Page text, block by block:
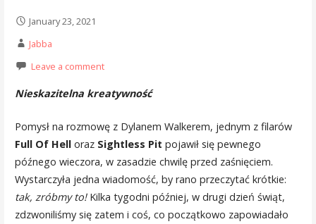
January 23, 2021
Jabba
Leave a comment
Nieskazitelna kreatywność
Pomysł na rozmowę z Dylanem Walkerem, jednym z filarów
Full Of Helloraz Sightless Pit pojawił się pewnego
późnego wieczora, w zasadzie chwilę przed zaśnięciem.
Wystarczyła jedna wiadomość, by rano przeczytać krótkie:
tak, zróbmy to! Kilka tygodni później, w drugi dzień świąt,
zdzwoniliśmy się zatem i coś, co początkowo zapowiadało